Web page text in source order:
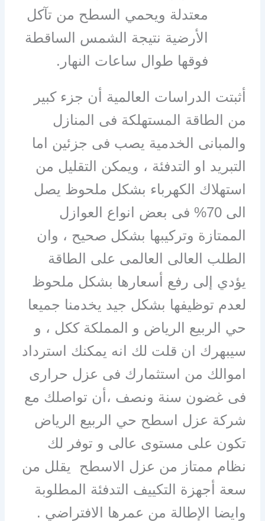
معتدلة ويحمي السطح من تآكل
الأرضية نتيجة الشمس الساقطة
فوقها طوال ساعات النهار.
أثبتت الدراسات العالمية أن جزء كبير
من الطاقة المستهلكة فى المنازل
والمبانى الخدمية يصب فى جزئين اما
التبريد او التدفئة ، ويمكن التقليل من
استهلاك الكهرباء بشكل ملحوظ يصل
الى 70% فى بعض انواع العوازل
الممتازة وتركيبها بشكل صحيح ، وان
الطلب العالى العالمى على الطاقة
يؤدي إلى رفع أسعارها بشكل ملحوظ
لعدم توظيفها بشكل جيد يخدمنا جميعا
حي الربيع الرياض و المملكة ككل ، و
سيبهرك ان قلت لك انه يمكنك استرداد
اموالك من استثمارك فى عزل حرارى
فى غضون سنة ونصف ،أن تواصلك مع
شركة عزل اسطح حي الربيع الرياض
تكون على مستوى عالى و توفر لك
نظام ممتاز من عزل الاسطح يقلل من
سعة أجهزة التكييف التدفئة المطلوبة
وايضا الإطالة من عمرها الافتراضي .